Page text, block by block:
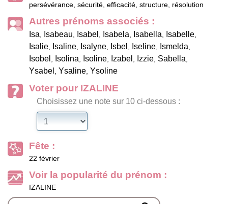
persévérance, sécurité, efficacité, structure, résolution
Autres prénoms associés :
Isa, Isabeau, Isabel , Isabela, Isabella, Isabelle,
Isalie, Isaline, Isalyne, Isbel , Iseline, Ismelda,
Isobel , Isolina, Isoline, Izabel , Izzie, Sabella,
Ysabel , Ysaline, Ysoline
Voter pour IZALINE
Choisissez une note sur 10 ci-dessous :
Fête :
22 février
Voir la popularité du prénom :
IZALINE